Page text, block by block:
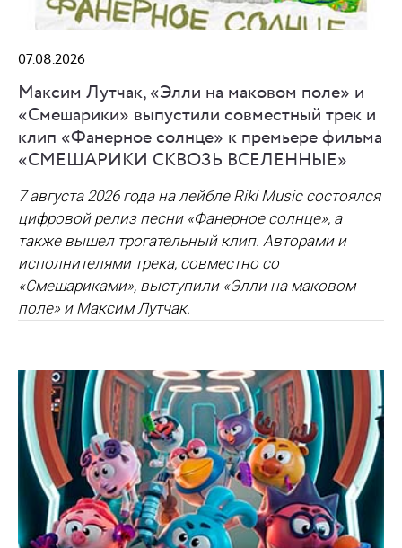
07.08.2026
Максим Лутчак, «Элли на маковом поле» и
«Смешарики» выпустили совместный трек и
клип «Фанерное солнце» к премьере фильма
«СМЕШАРИКИ СКВОЗЬ ВСЕЛЕННЫЕ»
7 августа 2026 года на лейбле Riki Music состоялся
цифровой релиз песни «Фанерное солнце», а
также вышел трогательный клип. Авторами и
исполнителями трека, совместно со
«Смешариками», выступили «Элли на маковом
поле» и Максим Лутчак.